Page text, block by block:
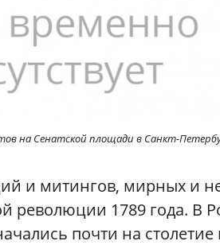
на Сенатской площади в Санкт-
и митингов, мирных и
революции 1789 года. В
почти на столетие